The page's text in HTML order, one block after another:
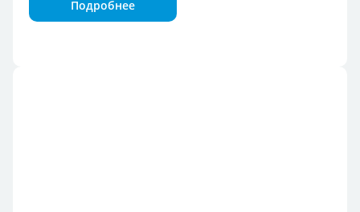
Подробнее